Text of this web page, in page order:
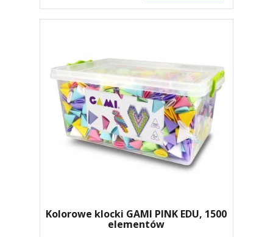
Kolorowe klocki GAMI PINK EDU, 1500
elementów